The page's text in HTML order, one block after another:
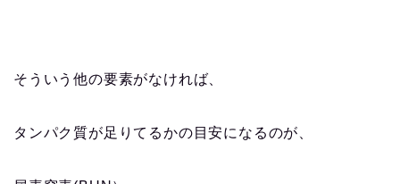
そういう他の要素がなければ、
タンパク質が足りてるかの目安になるのが、